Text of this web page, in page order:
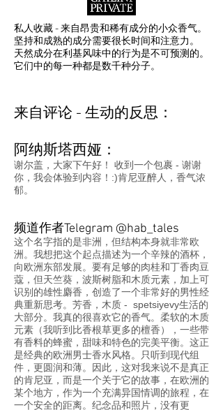
私人收藏 - 来自昂贵和稀有成分的小众香气。
坚持和成熟的成分需要很长时间和注意力。
天然成分在利基风味中的行为是不可预测的。
它们中的每一种都是数千种分子。
来自评论 - 生动的反思：
阿纳斯塔西娅：
谢尔盖，大家下午好！ 收到一个包裹 - 谢谢
你，我会体验到内容！:)肯尼亚醉人，香气浓
郁。
频道作者Telegram @hab_tales
这个名字指的是非洲，但结构本身就非常欧
洲。我想把这个起点描述为一个辛辣的酒杯，
向欧洲东部发展。要有足够的肉桂和丁香肉豆
蔻，但天竺葵，波斯树脂和木质元素，加上可
识别的雄性麝香，创造了一个非常好的男性经
典重新思考。芳香，木质 - spetsiyevy生活的
大部分。我真的很喜欢它的香气。柔软的木质
元素（我听到比香根草更多的檀香），一些带
有香料的蜂蜜，甜味和特色的完美平衡。这正
是经典的欧洲男士香水风格。只听到现代组
件，更圆润和薄。因此，这对我来说不是真正
的肯尼亚，而是一个关于它的故事，在欧洲的
某个地方，作为一个充满异国情调的旅程，在
一个安全的距离。纪念品和照片，没有更